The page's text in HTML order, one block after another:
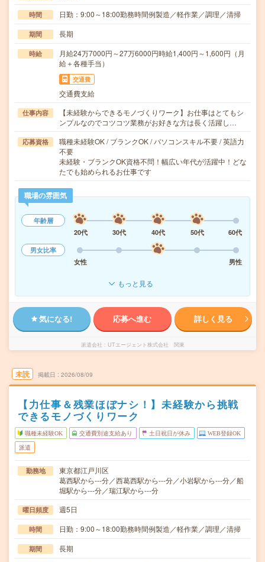
時間 日勤：9:00～18:00勤務時間例製造／軽作業／調理／清掃
期間 長期
時給
月給24万7000円～27万6000円時給1,400円～1,600円（月
給＋各種手当）
交通費
交通費支給
仕事内容
【未経験からできるモノづくりワーク】お仕事はとてもシ
ンプルなのでコツコツ業務がお好きな方は長く活躍し…
応募資格
職種未経験OK / ブランクOK / パソコンスキル不要 / 英語力
不要
未経験・ブランクOK資格不問！幅広い年代が活躍中！どな
たでも始められるお仕事です
職場の雰囲気
年齢層
20代
30代 40代 50代
60代
男女比率
女性
男性
もっと見る
気になる! 応募へ進む 詳しく見る
派遣会社 UTエージェント株式会社 関東
未読 掲載日 2026/08/09
【力仕事＆残業ほぼナシ！】未経験から挑戦
できるモノづくりワーク
職種未経験OK 交通費別途支給あり 土日祝日が休み WEB登録OK
派遣
勤務地
東京都江戸川区
葛西駅から---分／西葛西駅から---分／小岩駅から---分／船
堀駅から---分／瑞江駅から---分
曜日頻度 週5日
時間 日勤：9:00～18:00勤務時間例製造／軽作業／調理／清掃
期間 長期